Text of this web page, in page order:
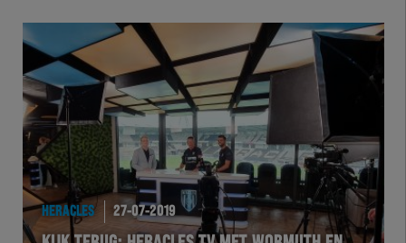
TELHER
HERVOL
HEREXC
EXCHER
HERACLES 27-07-2019